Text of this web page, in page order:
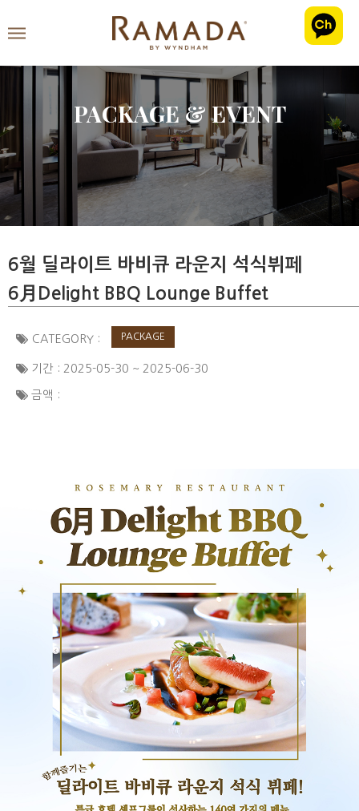
PACKAGE & EVENT
6월 딜라이트 바비큐 라운지 석식뷔페
6月Delight BBQ Lounge Buffet
CATEGORY : PACKAGE
기간 : 2025-05-30 ~ 2025-06-30
금액 :